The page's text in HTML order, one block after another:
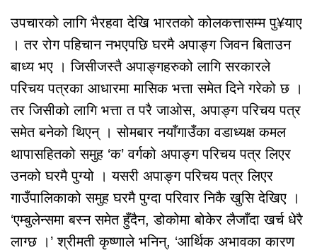
उपचारको लागि भैरहवा देखि भारतको कोलकत्तासम्म पु¥याए
। तर रोग पहिचान नभएपछि घरमै अपाङ्ग जिवन बिताउन
बाध्य भए । जिसीजस्तै अपाङ्गहरुको लागि सरकारले
परिचय पत्रका आधारमा मासिक भत्ता समेत दिने गरेको छ ।
तर जिसीको लागि भत्ता त परै जाओस, अपाङ्ग परिचय पत्र
समेत बनेको थिएन् । सोमबार नयाँगाउँका वडाध्यक्ष कमल
थापासहितको समुह ‘क’ वर्गको अपाङ्ग परिचय पत्र लिएर
उनको घरमै पुग्यो । यसरी अपाङ्ग परिचय पत्र लिएर
गाउँपालिकाको समुह घरमै पुग्दा परिवार निकै खुसि देखिए ।
‘एम्बुलेन्समा बस्न समेत हुँदैन, डोकोमा बोकेर लैजाँदा खर्च धेरै
लाग्छ ।’ श्रीमती कृष्णाले भनिन्, ‘आर्थिक अभावका कारण